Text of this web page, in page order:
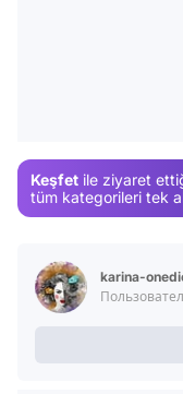
Keşfet ile ziyaret
tüm kategorileri tek
karina-